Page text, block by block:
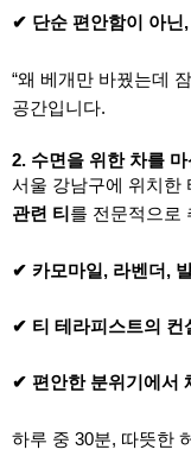
✔ 단순 편안함이 아닌
“왜 베개만 바꿨는데
공간입니다.
2. 수면을 위한 차를
서울 강남구에 위치한
관련 티 를 전문적으로
✔ 카모마일, 라벤더,
✔ 티 테라피스트의 컨
✔ 편안한 분위기에서
하루 중 30분, 따뜻한